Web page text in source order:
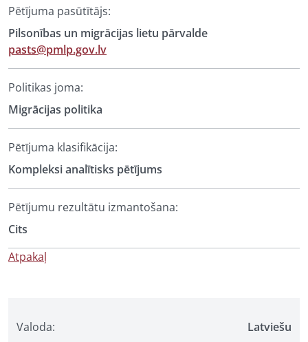
Valoda:
Latviešu
Pētījuma pasūtītājs:
Pilsonības un migrācijas lietu pārvalde
pasts@pmlp.gov.lv
Politikas joma:
Migrācijas politika
Pētījuma klasifikācija:
Kompleksi analītisks pētījums
Pētījumu rezultātu izmantošana:
Cits
Atpakaļ